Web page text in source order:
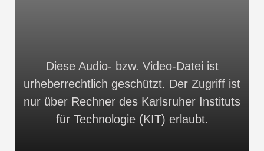
Diese Audio- bzw. Video-Datei ist
urheberrechtlich geschützt. Der Zugriff ist
nur über Rechner des Karlsruher Instituts
für Technologie (KIT) erlaubt.